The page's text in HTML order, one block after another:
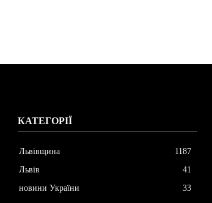
КАТЕГОРІЇ
Львівщина
1187
Львів
41
новини України
33